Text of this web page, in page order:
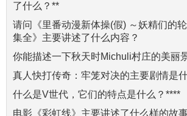
了什么？**
请问《里番动漫新体操(假) ～妖精们的
集全》主要讲述了什么内容？
你能描述一下秋天时Michuli村庄的美丽
真人快打传奇：牢笼对决的主要剧情是
什么是V世代，它们的特点是什么？****
电影《彩虹线》主要讲述了什么样的故